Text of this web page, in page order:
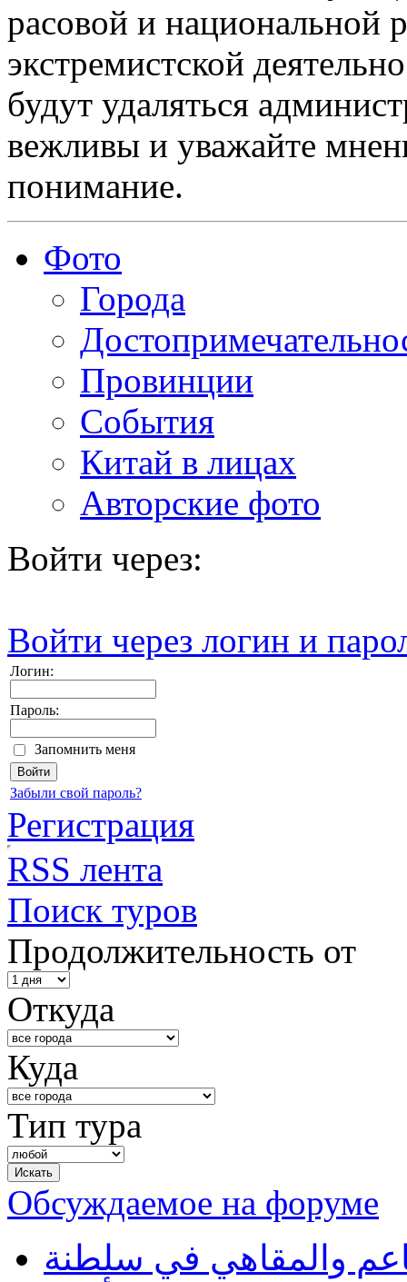
расовой и национальной
экстремистской
будут удаляться
вежливы и уважайте
понимание.
Фото
Города
Провинции
События
Китай в лицах
Авторские фото
Войти через:
Войти через логин и
Логин:
Пароль:
Запомнить меня
Забыли свой пароль?
Регистрация
RSS лента
Поиск туров
Продолжительность от
Откуда
Куда
Тип тура
Обсуждаемое на форуме
والمقاهي في سلطنة